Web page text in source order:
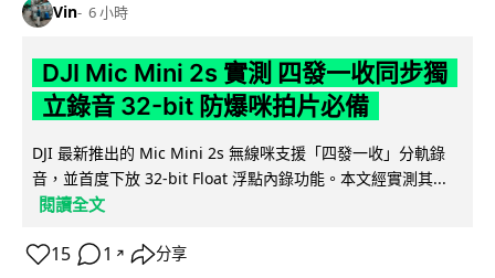
Vin 6 小時
DJI Mic Mini 2s 實測 四發一收同步獨
立錄音 32-bit 防爆咪拍片必備
DJI 最新推出的 Mic Mini 2s 無線咪支援「四發一收」分軌錄
音，並首度下放 32-bit Float 浮點內錄功能。本文經實測其...
閱讀全文
15 1 ↗ 分享